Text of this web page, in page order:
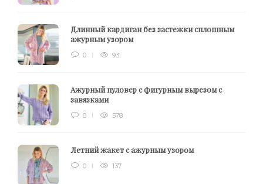
Длинный кардиган без застежки сплошным
ажурным узором
0 93
Ажурный пуловер с фигурным вырезом с
завязками
0 578
Летний жакет с ажурным узором
0 137